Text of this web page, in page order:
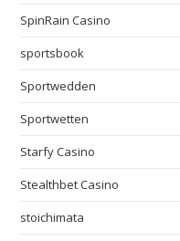
SpinRain Casino
sportsbook
Sportwedden
Sportwetten
Starfy Casino
Stealthbet Casino
stoichimata